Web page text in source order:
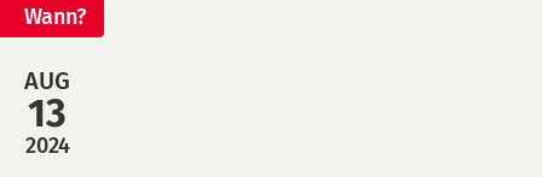
Wann?
AUG
13
2024